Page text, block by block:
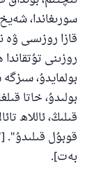
سورىغاندا،
قازا روزىسى ۋە
روزىنى
بولمايدۇ،
بولىدۇ، خاتا
قىلىڭ، ئاللاھ
بەت].
مۇسلىم